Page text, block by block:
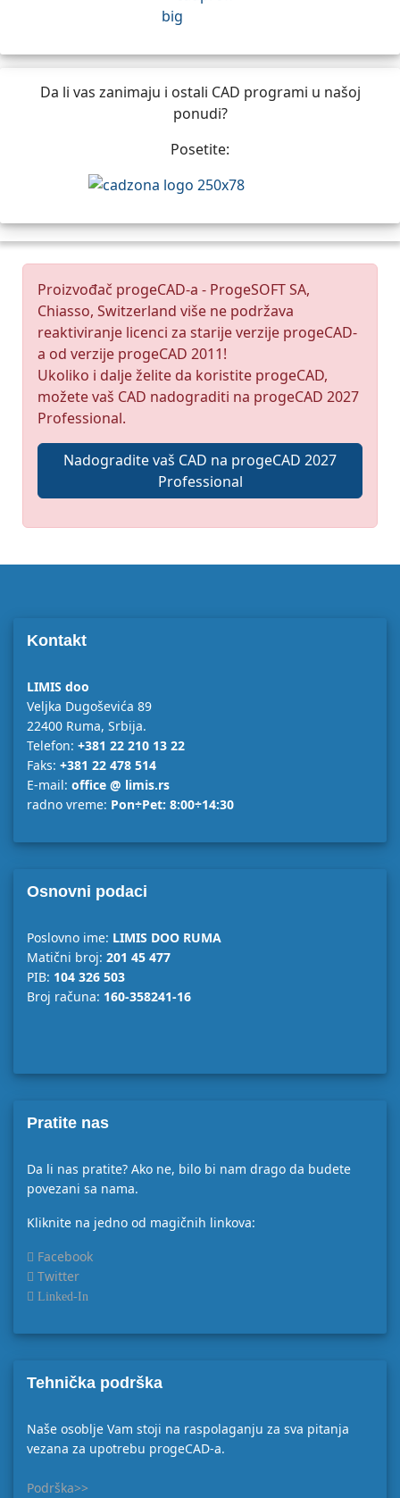
Da li vas zanimaju i ostali CAD programi u našoj
ponudi?
Posetite:
Proizvođač progeCAD-a - ProgeSOFT SA,
Chiasso, Switzerland više ne podržava
reaktiviranje licenci za starije verzije progeCAD-
a od verzije progeCAD 2011!
Ukoliko i dalje želite da koristite progeCAD,
možete vaš CAD nadograditi na progeCAD 2027
Professional.
Nadogradite vaš CAD na progeCAD 2027
Professional
Kontakt
LIMIS doo
Veljka Dugoševića 89
22400 Ruma, Srbija.
Telefon: +381 22 210 13 22
Faks: +381 22 478 514
E-mail: office @ limis.rs
radno vreme: Pon÷Pet: 8:00÷14:30
Osnovni podaci
Poslovno ime: LIMIS DOO RUMA
Matični broj: 201 45 477
PIB: 104 326 503
Broj računa: 160-358241-16
Pratite nas
Da li nas pratite? Ako ne, bilo bi nam drago da budete
povezani sa nama.
Kliknite na jedno od magičnih linkova:
Facebook
Twitter
Linked-In
Tehnička podrška
Naše osoblje Vam stoji na raspolaganju za sva pitanja
vezana za upotrebu progeCAD-a.
Podrška>>